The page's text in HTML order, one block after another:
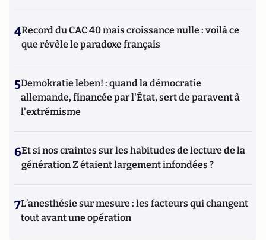
4Record du CAC 40 mais croissance nulle : voilà ce
que révèle le paradoxe français
5Demokratie leben! : quand la démocratie
allemande, financée par l'État, sert de paravent à
l'extrémisme
6Et si nos craintes sur les habitudes de lecture de la
génération Z étaient largement infondées ?
7L’anesthésie sur mesure : les facteurs qui changent
tout avant une opération